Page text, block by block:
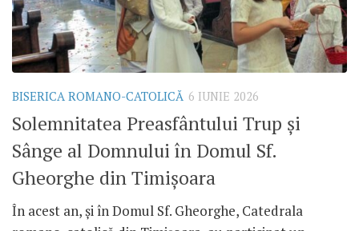
BISERICA ROMANO-CATOLICĂ 6 IUNIE 2026
Solemnitatea Preasfântului Trup și
Sânge al Domnului în Domul Sf.
Gheorghe din Timișoara
În acest an, și în Domul Sf. Gheorghe, Catedrala